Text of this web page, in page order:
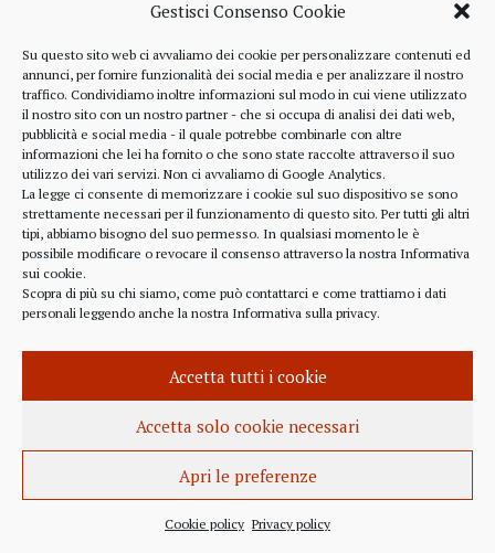
Gestisci Consenso Cookie
Su questo sito web ci avvaliamo dei cookie per personalizzare contenuti ed
annunci, per fornire funzionalità dei social media e per analizzare il nostro
traffico. Condividiamo inoltre informazioni sul modo in cui viene utilizzato
il nostro sito con un nostro partner - che si occupa di analisi dei dati web,
pubblicità e social media - il quale potrebbe combinarle con altre
informazioni che lei ha fornito o che sono state raccolte attraverso il suo
utilizzo dei vari servizi. Non ci avvaliamo di Google Analytics.
La legge ci consente di memorizzare i cookie sul suo dispositivo se sono
strettamente necessari per il funzionamento di questo sito. Per tutti gli altri
tipi, abbiamo bisogno del suo permesso. In qualsiasi momento le è
possibile modificare o revocare il consenso attraverso la nostra Informativa
sui cookie.
Scopra di più su chi siamo, come può contattarci e come trattiamo i dati
personali leggendo anche la nostra Informativa sulla privacy.
Accetta tutti i cookie
Accetta solo cookie necessari
Apri le preferenze
Cookie policy Privacy policy
investitori, nella quale fa il punto sulla situazione
geopolitica ed economica globale, accompagnata da
alcune considerazioni sui profitti generati dalle
scelte finanziarie operate dal fondo BlackRock.
Occorre leggere molto attentamente il testo della
lettera
(https://www.blackrock.com/corporate/investor-
relations/larry-fink-chairmans-letter). Fink afferma
chiaramente che...
INFORMAZIONE 27 APRILE 2022
Istanza per l’abrogazione
dell’obbligo vaccinale al Governo
Italiano e alla Commissione Europea
Europea per l’abrogazione della normativa